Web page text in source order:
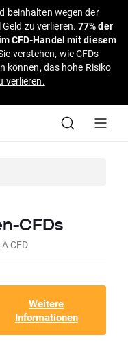
beinhalten wegen der
Geld zu verlieren.77% der
CFD-Handel mit diesem
verstehen, wie CFDs
können, das hohe Risiko
verlieren.
CFDs
CFD
Weitere
Informationen